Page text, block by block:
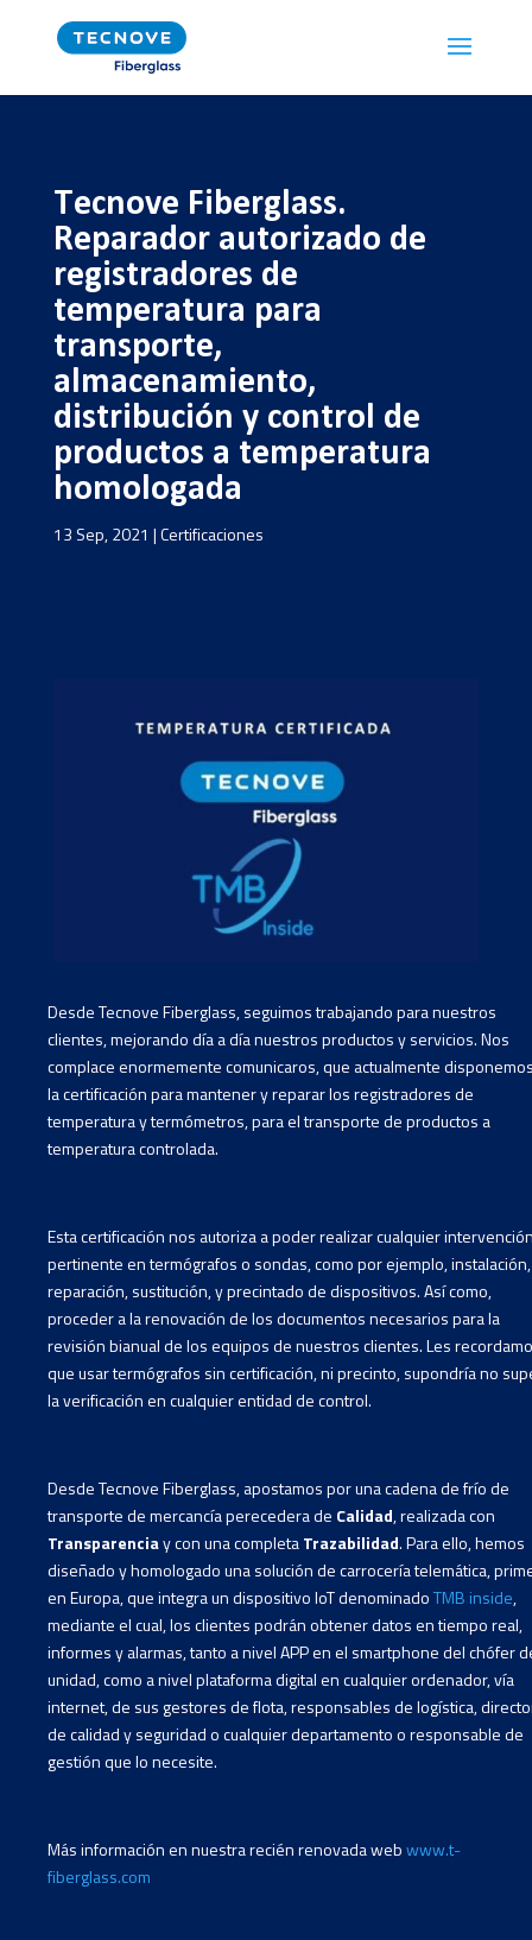
Tecnove Fiberglass.
Reparador autorizado de
registradores de
temperatura para
transporte,
almacenamiento,
distribución y control de
productos a temperatura
homologada
13 Sep, 2021 |Certificaciones
Desde Tecnove Fiberglass, seguimos trabajando para nuestros
clientes, mejorando día a día nuestros productos y servicios. Nos
complace enormemente comunicaros, que actualmente
la certificación para mantener y reparar los registradores de
temperatura y termómetros, para el transporte de productos a
temperatura controlada.
Esta certificación nos autoriza a poder realizar cualquier
pertinente en termógrafos o sondas, como por ejemplo, instalación,
reparación, sustitución, y precintado de dispositivos. Así como,
proceder a la renovación de los documentos necesarios para la
revisión bianual de los equipos de nuestros clientes. Les
que usar termógrafos sin certificación, ni precinto, supondría no
la verificación en cualquier entidad de control.
Desde Tecnove Fiberglass, apostamos por una cadena de frío de
transporte de mercancía perecedera de Calidad, realizada con
Transparenciay con una completaTrazabilidad. Para ello, hemos
diseñado y homologado una solución de carrocería telemática,
en Europa, que integra un dispositivo IoT denominadoTMB inside,
mediante el cual, los clientes podrán obtener datos en tiempo real,
informes y alarmas, tanto a nivel APP en el smartphone del chófer
unidad, como a nivel plataforma digital en cualquier ordenador, vía
internet, de sus gestores de flota, responsables de logística,
de calidad y seguridad o cualquier departamento o responsable de
gestión que lo necesite.
Más información en nuestra recién renovada webwww.t-
fiberglass.com